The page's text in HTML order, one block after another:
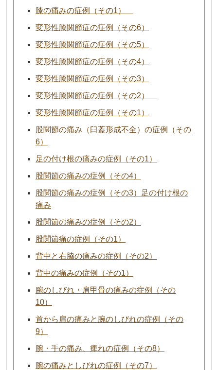
膝の痛みの症例（その1）
変形性膝関節症の症例（その6）
変形性膝関節症の症例（その5）
変形性膝関節症の症例（その4）
変形性膝関節症の症例（その3）
変形性膝関節症の症例（その2）
変形性膝関節症の症例（その1）
股関節の痛み（臼蓋形成不全）の症例（その
6）
足の付け根の痛みの症例（その1）
股関節の痛みの症例（その4）
股関節の痛みの症例（その3）足の付け根の
痛み
股関節の痛みの症例（その2）
股関節痛の症例（その1）
背中と右脇の痛みの症例（その2）
背中の痛みの症例（その1）
腕のしびれ・肩甲骨の痛みの症例（その
10）
首から肩の痛みと腕のしびれの症例（その
9）
腕・手の痛み、痺れの症例（その8）
腕の痛みとしびれの症例（その7）